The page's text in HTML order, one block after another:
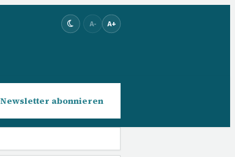
A- A+
Newsletter abonnieren